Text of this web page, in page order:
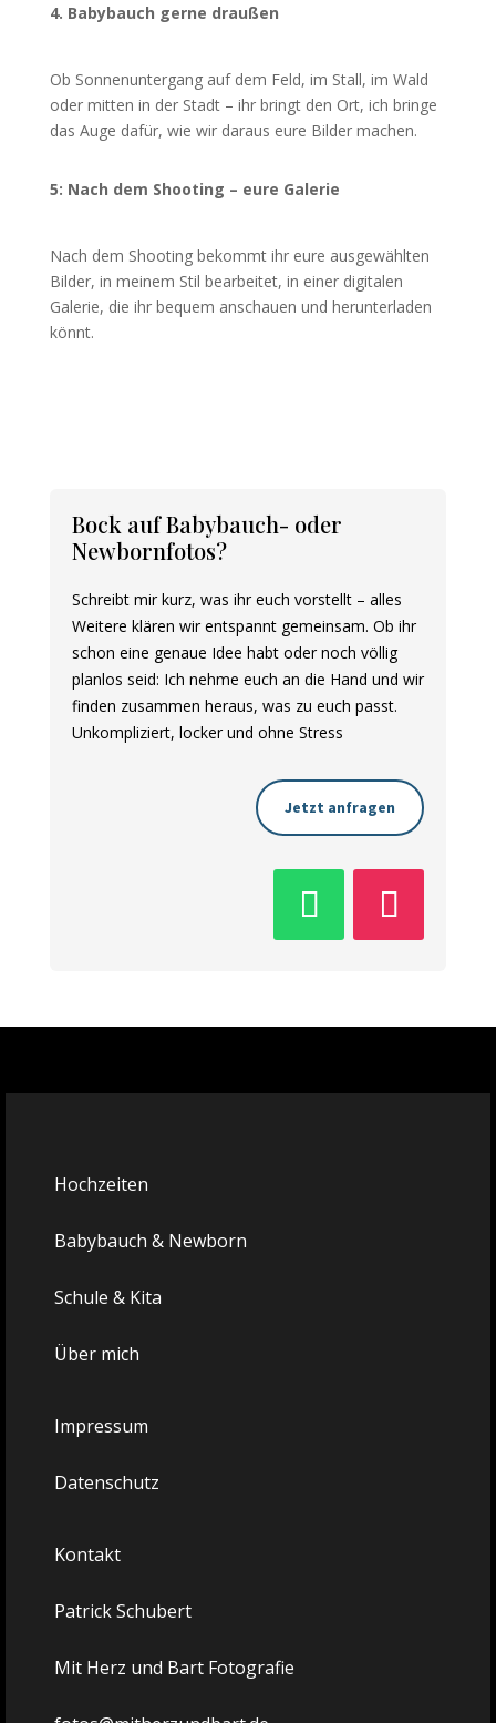
4. Babybauch gerne draußen
Ob Sonnenuntergang auf dem Feld, im Stall, im Wald
oder mitten in der Stadt – ihr bringt den Ort, ich bringe
das Auge dafür, wie wir daraus eure Bilder machen.
5: Nach dem Shooting – eure Galerie
Nach dem Shooting bekommt ihr eure ausgewählten
Bilder, in meinem Stil bearbeitet, in einer digitalen
Galerie, die ihr bequem anschauen und herunterladen
könnt.
Bock auf Babybauch- oder
Newbornfotos?
Schreibt mir kurz, was ihr euch vorstellt – alles
Weitere klären wir entspannt gemeinsam. Ob ihr
schon eine genaue Idee habt oder noch völlig
planlos seid: Ich nehme euch an die Hand und wir
finden zusammen heraus, was zu euch passt.
Unkompliziert, locker und ohne Stress
Jetzt anfragen
Hochzeiten
Babybauch & Newborn
Schule & Kita
Über mich
Impressum
Datenschutz
Kontakt
Patrick Schubert
Mit Herz und Bart Fotografie